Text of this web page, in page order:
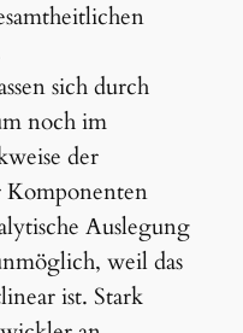
sich durch
noch im
der
Komponenten
Auslegung
weil das
ist. Stark